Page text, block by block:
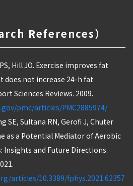
References）
Hill JO. Exercise improves fat
does not increase 24-h fat
Sciences Reviews. 2009.
pmc/articles/PMC2885974/
SE, Sultana RN, Gerofi J, Chuter
as a Potential Mediator of Aerobic
Insights and Future Directions.
articles/10.3389/fphys.2021.62357